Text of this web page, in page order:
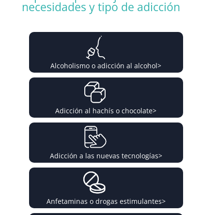
necesidades y tipo de adicción
Alcoholismo o adicción al alcohol>
Adicción al hachís o chocolate>
Adicción a las nuevas tecnologías>
Anfetaminas o drogas estimulantes>